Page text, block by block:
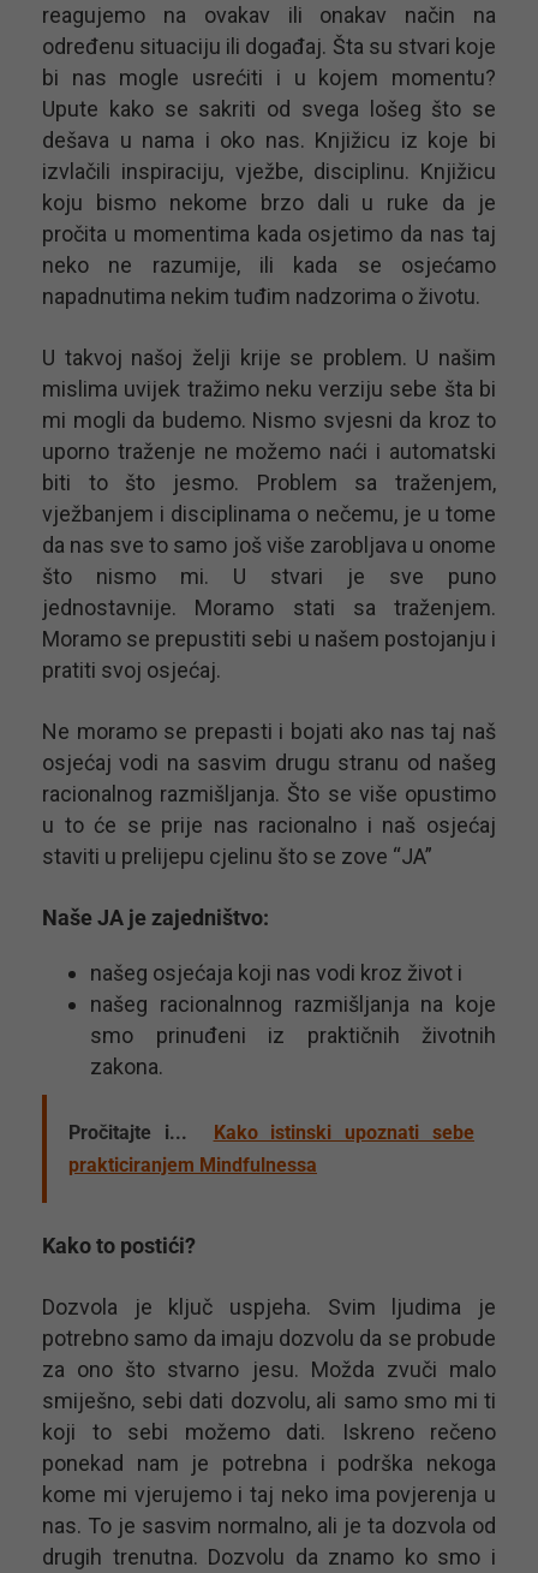
reagujemo na ovakav ili onakav način na
određenu situaciju ili događaj. Šta su stvari koje
bi nas mogle usrećiti i u kojem momentu?
Upute kako se sakriti od svega lošeg što se
dešava u nama i oko nas. Knjižicu iz koje bi
izvlačili inspiraciju, vježbe, disciplinu. Knjižicu
koju bismo nekome brzo dali u ruke da je
pročita u momentima kada osjetimo da nas taj
neko ne razumije, ili kada se osjećamo
napadnutima nekim tuđim nadzorima o životu.
U takvoj našoj želji krije se problem. U našim
mislima uvijek tražimo neku verziju sebe šta bi
mi mogli da budemo. Nismo svjesni da kroz to
uporno traženje ne možemo naći i automatski
biti to što jesmo. Problem sa traženjem,
vježbanjem i disciplinama o nečemu, je u tome
da nas sve to samo još više zarobljava u onome
što nismo mi. U stvari je sve puno
jednostavnije. Moramo stati sa traženjem.
Moramo se prepustiti sebi u našem postojanju i
pratiti svoj osjećaj.
Ne moramo se prepasti i bojati ako nas taj naš
osjećaj vodi na sasvim drugu stranu od našeg
racionalnog razmišljanja. Što se više opustimo
u to će se prije nas racionalno i naš osjećaj
staviti u prelijepu cjelinu što se zove “JA”
Naše JA je zajedništvo:
našeg osjećaja koji nas vodi kroz život i
našeg racionalnnog razmišljanja na koje
smo prinuđeni iz praktičnih životnih
zakona.
Pročitajte i...
Kako istinski upoznati sebe
prakticiranjem Mindfulnessa
Kako to postići?
Dozvola je ključ uspjeha. Svim ljudima je
potrebno samo da imaju dozvolu da se probude
za ono što stvarno jesu. Možda zvuči malo
smiješno, sebi dati dozvolu, ali samo smo mi ti
koji to sebi možemo dati. Iskreno rečeno
ponekad nam je potrebna i podrška nekoga
kome mi vjerujemo i taj neko ima povjerenja u
nas. To je sasvim normalno, ali je ta dozvola od
drugih trenutna. Dozvolu da znamo ko smo i